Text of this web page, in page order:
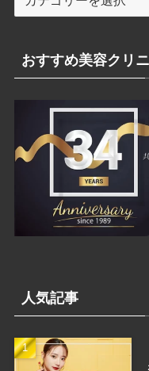
テ
リ
ー
おすすめ美容クリ
人気記事